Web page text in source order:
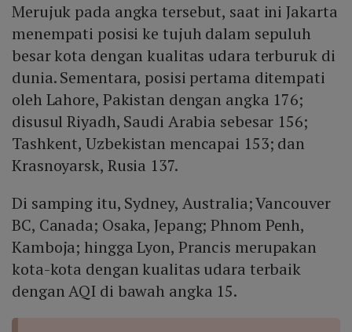
Merujuk pada angka tersebut, saat ini Jakarta
menempati posisi ke tujuh dalam sepuluh
besar kota dengan kualitas udara terburuk di
dunia. Sementara, posisi pertama ditempati
oleh Lahore, Pakistan dengan angka 176;
disusul Riyadh, Saudi Arabia sebesar 156;
Tashkent, Uzbekistan mencapai 153; dan
Krasnoyarsk, Rusia 137.
Di samping itu, Sydney, Australia; Vancouver
BC, Canada; Osaka, Jepang; Phnom Penh,
Kamboja; hingga Lyon, Prancis merupakan
kota-kota dengan kualitas udara terbaik
dengan AQI di bawah angka 15.